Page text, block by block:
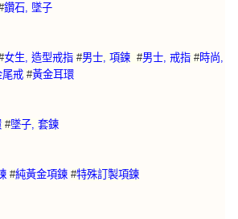
鑽石, 墜子
女生, 造型戒指 #男士, 項鍊 #男士, 戒指 #時尚,
尾戒 #黃金耳環
#墜子, 套鍊
#純黃金項鍊 #特殊訂製項鍊